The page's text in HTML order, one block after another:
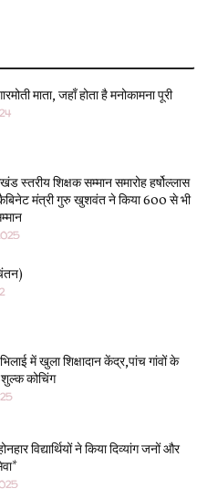
माता, जहाँ होता है मनोकामना पूरी
स्तरीय शिक्षक सम्मान समारोह हर्षोल्लास
मंत्री गुरु खुशवंत ने किया 600 से भी
में खुला शिक्षादान केंद्र,पांच गांवों के
कोचिंग
विद्यार्थियों ने किया दिव्यांग जनों और